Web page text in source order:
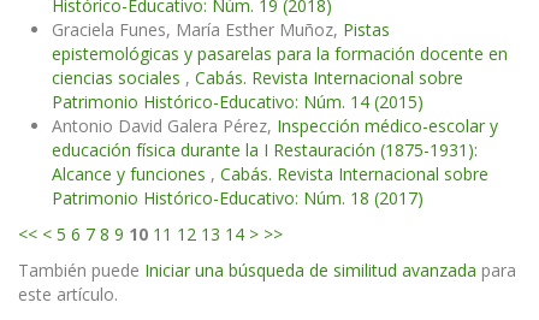
Histórico-Educativo: Núm. 19 (2018)
Graciela Funes, María Esther Muñoz, Pistas
epistemológicas y pasarelas para la formación docente en
ciencias sociales , Cabás. Revista Internacional sobre
Patrimonio Histórico-Educativo: Núm. 14 (2015)
Antonio David Galera Pérez, Inspección médico-escolar y
educación física durante la I Restauración (1875-1931):
Alcance y funciones , Cabás. Revista Internacional sobre
Patrimonio Histórico-Educativo: Núm. 18 (2017)
<< < 5 6 7 8 9 10 11 12 13 14 > >>
También puede Iniciar una búsqueda de similitud avanzada para
este artículo.